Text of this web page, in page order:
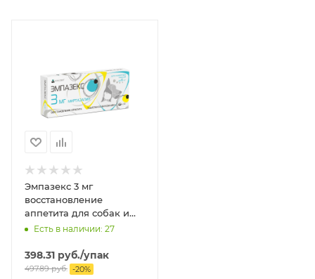
Эмпазекс 3 мг
восстановление
аппетита для собак и
кошек до 6 кг, 10 табл.
Есть в наличии: 27
398.31 руб./упак
497.89руб. -20%